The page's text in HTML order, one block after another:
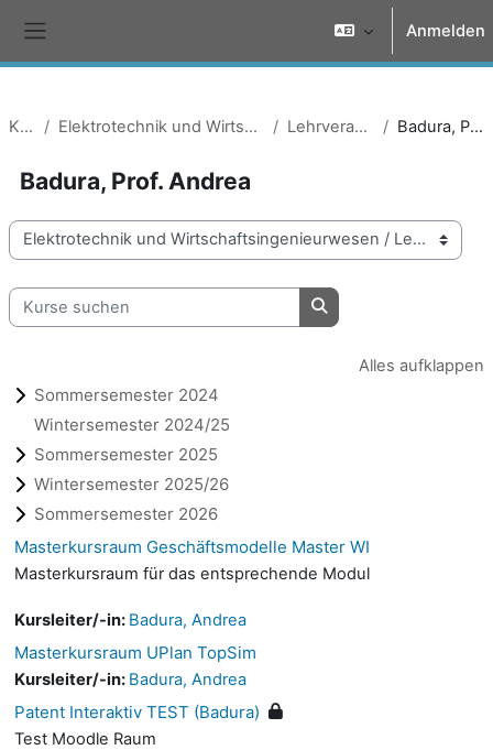
Anmelden
Kurse Elektrotechnik und Wirtschaftsingenieurwesen Lehrveranstaltungen Badura, Prof. Andrea
Badura, Prof. Andrea
Kursbereiche
Kurse suchen
Kurse suchen
Alles aufklappen
Sommersemester 2024
Wintersemester 2024/25
Sommersemester 2025
Wintersemester 2025/26
Sommersemester 2026
Masterkursraum Geschäftsmodelle Master WI
Masterkursraum für das entsprechende Modul
Kursleiter/-in: Badura, Andrea
Masterkursraum UPlan TopSim
Kursleiter/-in: Badura, Andrea
Patent Interaktiv TEST (Badura)
Test Moodle Raum